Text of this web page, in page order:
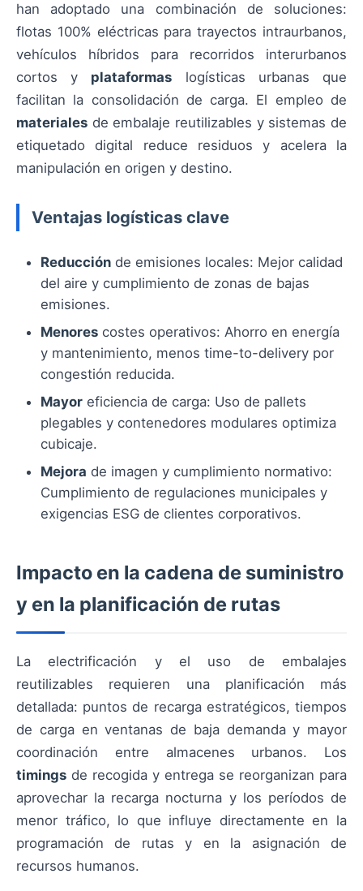
han adoptado una combinación de soluciones:
flotas 100% eléctricas para trayectos intraurbanos,
vehículos híbridos para recorridos interurbanos
cortos y plataformas logísticas urbanas que
facilitan la consolidación de carga. El empleo de
materiales de embalaje reutilizables y sistemas de
etiquetado digital reduce residuos y acelera la
manipulación en origen y destino.
Ventajas logísticas clave
Reducción de emisiones locales: Mejor calidad
del aire y cumplimiento de zonas de bajas
emisiones.
Menores costes operativos: Ahorro en energía
y mantenimiento, menos time-to-delivery por
congestión reducida.
Mayor eficiencia de carga: Uso de pallets
plegables y contenedores modulares optimiza
cubicaje.
Mejora de imagen y cumplimiento normativo:
Cumplimiento de regulaciones municipales y
exigencias ESG de clientes corporativos.
Impacto en la cadena de suministro
y en la planificación de rutas
La electrificación y el uso de embalajes
reutilizables requieren una planificación más
detallada: puntos de recarga estratégicos, tiempos
de carga en ventanas de baja demanda y mayor
coordinación entre almacenes urbanos. Los
timings de recogida y entrega se reorganizan para
aprovechar la recarga nocturna y los períodos de
menor tráfico, lo que influye directamente en la
programación de rutas y en la asignación de
recursos humanos.